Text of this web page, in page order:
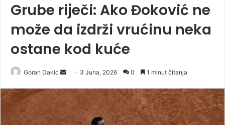
Grube riječi: Ako Đoković ne
može da izdrži vrućinu neka
ostane kod kuće
Goran Dakic
a
3 Juna, 2026 0 1 minut čitanja